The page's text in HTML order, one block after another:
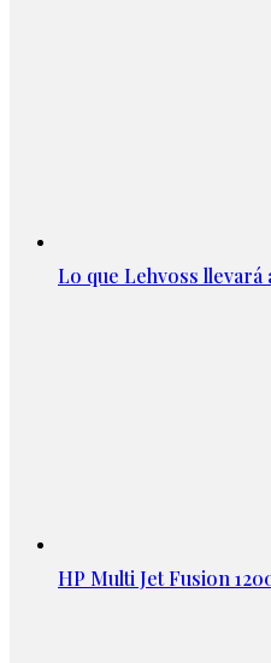
Lo que Lehvoss llevará
HP Multi Jet Fusion